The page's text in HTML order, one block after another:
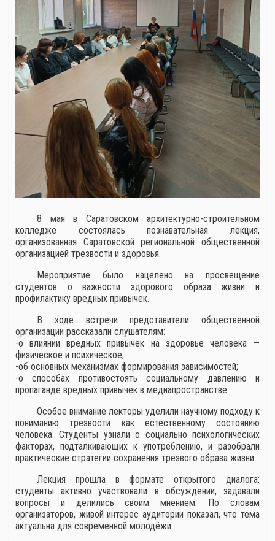
8 мая в Саратовском архитектурно-строительном
колледже состоялась познавательная лекция,
организованная Саратовской региональной общественной
организацией трезвости и здоровья.
Мероприятие было нацелено на просвещение
студентов о важности здорового образа жизни и
профилактику вредных привычек.
В ходе встречи представители общественной
организации рассказали слушателям:
-о влиянии вредных привычек на здоровье человека —
физическое и психическое;
-об основных механизмах формирования зависимостей;
-о способах противостоять социальному давлению и
пропаганде вредных привычек в медиапространстве.
Особое внимание лекторы уделили научному подходу к
пониманию трезвости как естественному состоянию
человека. Студенты узнали о социально психологических
факторах, подталкивающих к употреблению, и разобрали
практические стратегии сохранения трезвого образа жизни.
Лекция прошла в формате открытого диалога:
студенты активно участвовали в обсуждении, задавали
вопросы и делились своим мнением. По словам
организаторов, живой интерес аудитории показал, что тема
актуальна для современной молодёжи.